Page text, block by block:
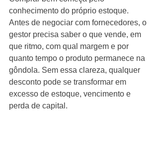
conhecimento do próprio estoque.
Antes de negociar com fornecedores, o
gestor precisa saber o que vende, em
que ritmo, com qual margem e por
quanto tempo o produto permanece na
gôndola. Sem essa clareza, qualquer
desconto pode se transformar em
excesso de estoque, vencimento e
perda de capital.